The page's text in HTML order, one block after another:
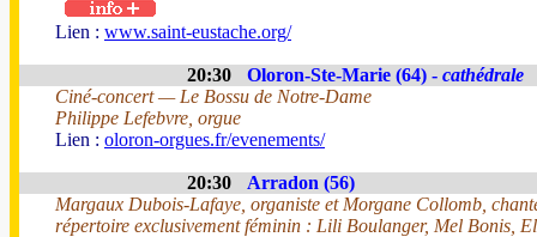
Lien : www.saint-eustache.org/
20:30 Oloron-Ste-Marie (64) - cathédrale
Ciné-concert — Le Bossu de Notre-Dame
Philippe Lefebvre, orgue
Lien : oloron-orgues.fr/evenements/
20:30
Arradon (56)
Margaux Dubois-Lafaye, organiste et Morgane Collomb,
répertoire exclusivement féminin : Lili Boulanger, Mel Bonis,